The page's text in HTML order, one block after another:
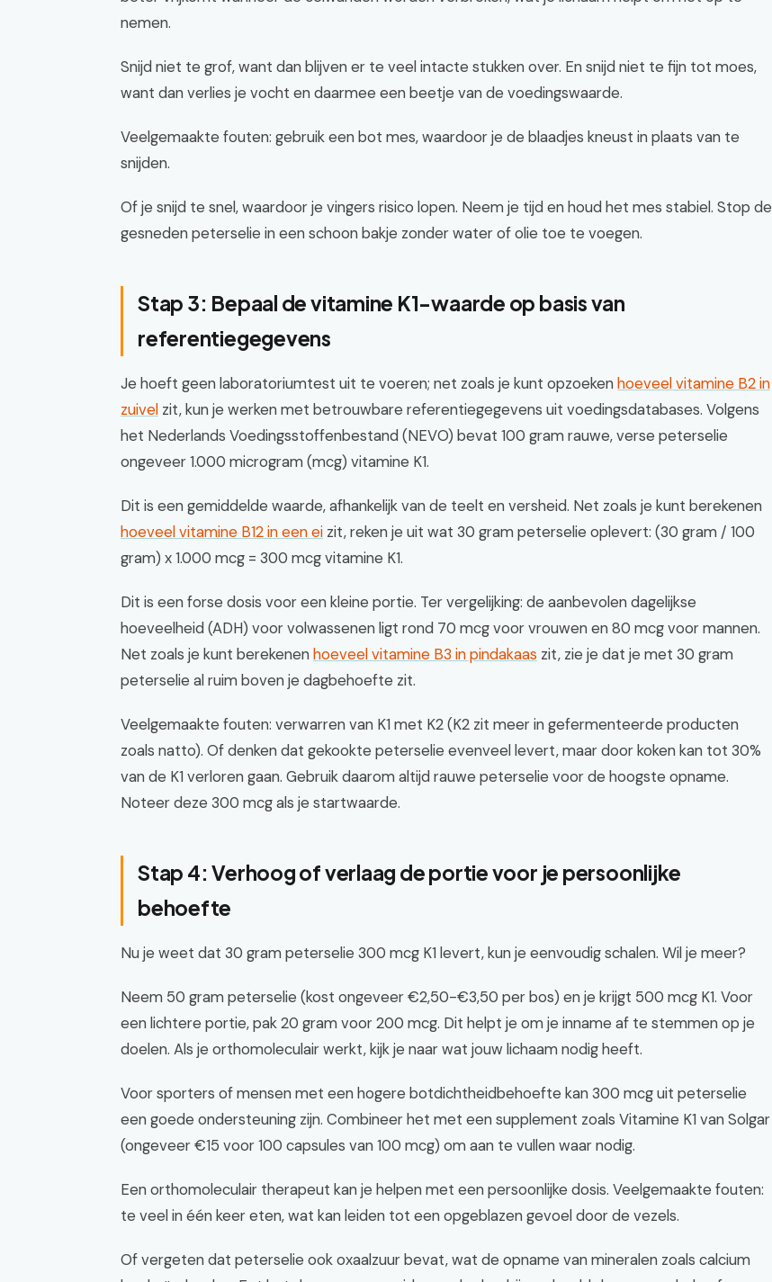
nemen.
Snijd niet te grof, want dan blijven er te veel intacte stukken over. En snijd niet te fijn tot moes,
want dan verlies je vocht en daarmee een beetje van de voedingswaarde.
Veelgemaakte fouten: gebruik een bot mes, waardoor je de blaadjes kneust in plaats van te
snijden.
Of je snijd te snel, waardoor je vingers risico lopen. Neem je tijd en houd het mes stabiel. Stop de
gesneden peterselie in een schoon bakje zonder water of olie toe te voegen.
Stap 3: Bepaal de vitamine K1-waarde op basis van
referentiegegevens
Je hoeft geen laboratoriumtest uit te voeren; net zoals je kunt opzoekenhoeveel vitamine B2 in
zuivel zit, kun je werken met betrouwbare referentiegegevens uit voedingsdatabases. Volgens
het Nederlands Voedingsstoffenbestand (NEVO) bevat 100 gram rauwe, verse peterselie
ongeveer 1.000 microgram (mcg) vitamine K1.
Dit is een gemiddelde waarde, afhankelijk van de teelt en versheid. Net zoals je kunt berekenen
hoeveel vitamine B12 in een ei zit, reken je uit wat 30 gram peterselie oplevert: (30 gram / 100
gram) x 1.000 mcg = 300 mcg vitamine K1.
Dit is een forse dosis voor een kleine portie. Ter vergelijking: de aanbevolen dagelijkse
hoeveelheid (ADH) voor volwassenen ligt rond 70 mcg voor vrouwen en 80 mcg voor mannen.
Net zoals je kunt berekenenhoeveel vitamine B3 in pindakaas zit, zie je dat je met 30 gram
peterselie al ruim boven je dagbehoefte zit.
Veelgemaakte fouten: verwarren van K1 met K2 (K2 zit meer in gefermenteerde producten
zoals natto). Of denken dat gekookte peterselie evenveel levert, maar door koken kan tot 30%
van de K1 verloren gaan. Gebruik daarom altijd rauwe peterselie voor de hoogste opname.
Noteer deze 300 mcg als je startwaarde.
Stap 4: Verhoog of verlaag de portie voor je persoonlijke
behoefte
Nu je weet dat 30 gram peterselie 300 mcg K1 levert, kun je eenvoudig schalen. Wil je meer?
Neem 50 gram peterselie (kost ongeveer €2,50-€3,50 per bos) en je krijgt 500 mcg K1. Voor
een lichtere portie, pak 20 gram voor 200 mcg. Dit helpt je om je inname af te stemmen op je
doelen. Als je orthomoleculair werkt, kijk je naar wat jouw lichaam nodig heeft.
Voor sporters of mensen met een hogere botdichtheidbehoefte kan 300 mcg uit peterselie
een goede ondersteuning zijn. Combineer het met een supplement zoals Vitamine K1 van Solgar
(ongeveer €15 voor 100 capsules van 100 mcg) om aan te vullen waar nodig.
Een orthomoleculair therapeut kan je helpen met een persoonlijke dosis. Veelgemaakte fouten:
te veel in één keer eten, wat kan leiden tot een opgeblazen gevoel door de vezels.
Of vergeten dat peterselie ook oxaalzuur bevat, wat de opname van mineralen zoals calcium